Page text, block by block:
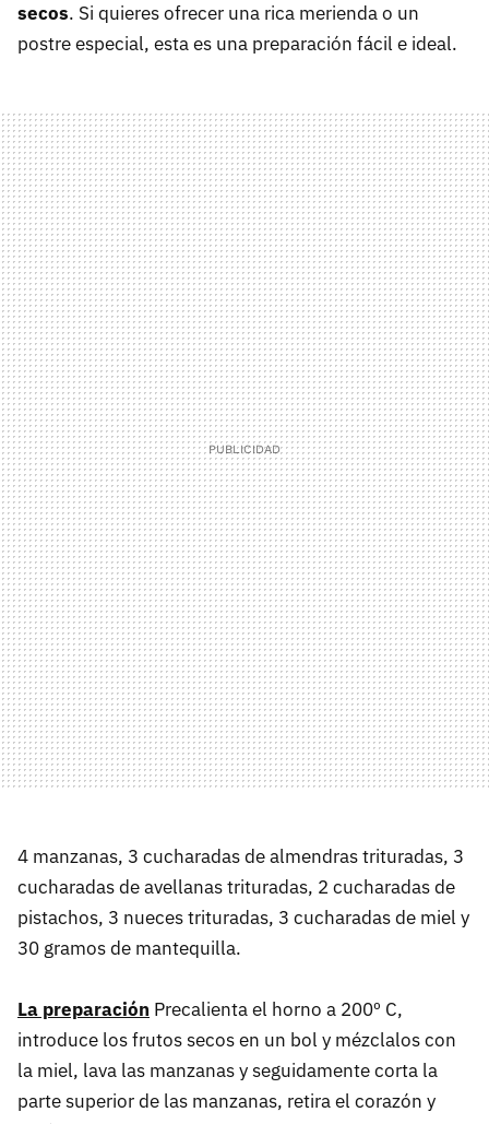
secos. Si quieres ofrecer una rica merienda o un
postre especial, esta es una preparación fácil e ideal.
4 manzanas, 3 cucharadas de almendras trituradas, 3
cucharadas de avellanas trituradas, 2 cucharadas de
pistachos, 3 nueces trituradas, 3 cucharadas de miel y
30 gramos de mantequilla.
La preparación Precalienta el horno a 200º C,
introduce los frutos secos en un bol y mézclalos con
la miel, lava las manzanas y seguidamente corta la
parte superior de las manzanas, retira el corazón y